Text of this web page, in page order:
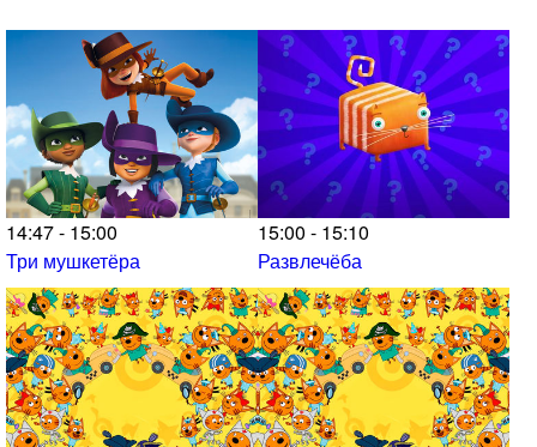
14:47 - 15:00
Три мушкетёра
15:00 - 15:10
Развлечёба